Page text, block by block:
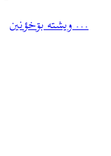
کمر بزئه بوته:
… ويشته بۊخؤنين